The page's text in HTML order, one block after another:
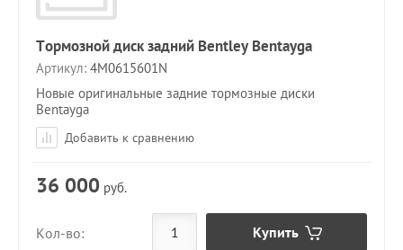
Тормозной диск задний Bentley Bentayga
Артикул: 4M0615601N
Новые оригинальные задние тормозные диски
Bentayga
Добавить к сравнению
Кол-во:
36 000 руб.
Купить